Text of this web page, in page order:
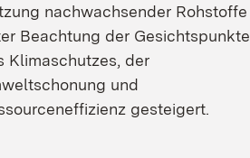
nachwachsender Rohstoffe
Beachtung der Gesichtspunkte
Klimaschutzes, der
und
gesteigert.